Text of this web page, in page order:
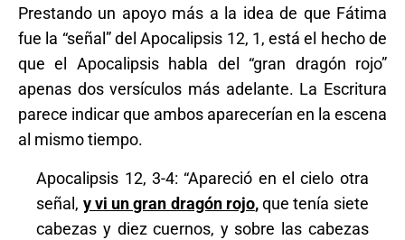
Prestando un apoyo más a la idea de que Fátima
fue la “señal” del Apocalipsis 12, 1, está el hecho de
que el Apocalipsis habla del “gran dragón rojo”
apenas dos versículos más adelante. La Escritura
parece indicar que ambos aparecerían en la escena
al mismo tiempo.
Apocalipsis 12, 3-4: “Apareció en el cielo otra
señal, y vi un gran dragón rojo,que tenía siete
cabezas y diez cuernos, y sobre las cabezas